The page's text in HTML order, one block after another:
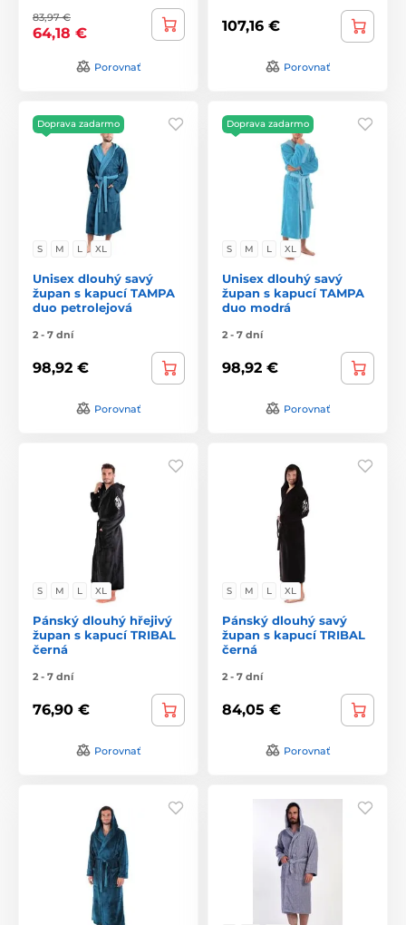
83,97 €
64,18 €
Porovnať
107,16 €
Porovnať
Doprava zadarmo
S M L XL
Unisex dlouhý savý
župan s kapucí TAMPA
duo petrolejová
2 - 7 dní
98,92 €
Porovnať
Doprava zadarmo
S M L XL
Unisex dlouhý savý
župan s kapucí TAMPA
duo modrá
2 - 7 dní
98,92 €
Porovnať
S M L XL
Pánský dlouhý hřejivý
župan s kapucí TRIBAL
černá
2 - 7 dní
76,90 €
Porovnať
S M L XL
Pánský dlouhý savý
župan s kapucí TRIBAL
černá
2 - 7 dní
84,05 €
Porovnať